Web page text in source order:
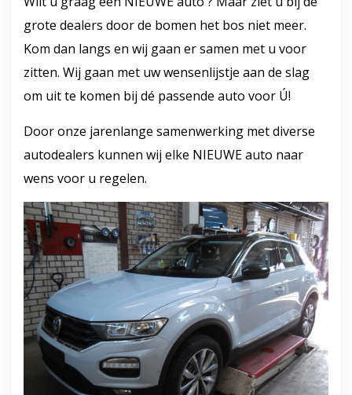
grote dealers door de bomen het bos niet meer.
Kom dan langs en wij gaan er samen met u voor
zitten. Wij gaan met uw wensenlijstje aan de slag
om uit te komen bij dé passende auto voor Ú!
Door onze jarenlange samenwerking met diverse
autodealers kunnen wij elke NIEUWE auto naar
wens voor u regelen.